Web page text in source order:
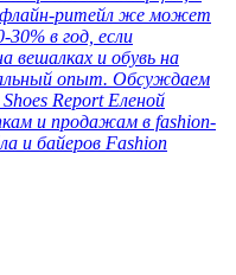
ритейл же может
в год, если
вешалках и обувь на
опыт. Обсуждаем
Report Еленой
и продажам в fashion-
и байеров Fashion